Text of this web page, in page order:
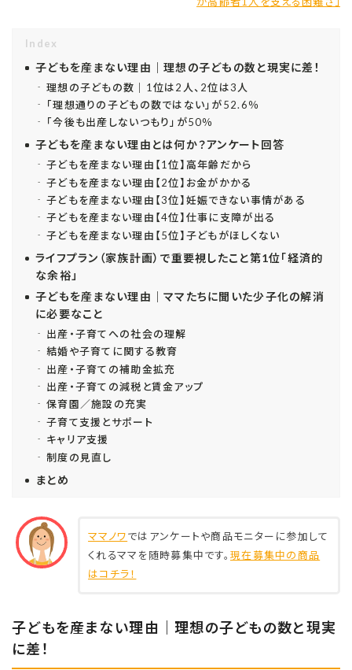
Index
子どもを産まない理由｜理想の子どもの数と現実に差！
理想の子どもの数｜1位は2人、2位は3人
「理想通りの子どもの数ではない」が52.6％
「今後も出産しないつもり」が50％
子どもを産まない理由とは何か？アンケート回答
子どもを産まない理由【1位】高年齢だから
子どもを産まない理由【2位】お金がかかる
子どもを産まない理由【3位】妊娠できない事情がある
子どもを産まない理由【4位】仕事に支障が出る
子どもを産まない理由【5位】子どもがほしくない
ライフプラン（家族計画）で重要視したこと第1位「経済的
な余裕」
子どもを産まない理由｜ママたちに聞いた少子化の解消
に必要なこと
出産・子育てへの社会の理解
結婚や子育てに関する教育
出産・子育ての補助金拡充
出産・子育ての減税と賃金アップ
保育園／施設の充実
子育て支援とサポート
キャリア支援
制度の見直し
まとめ
ママノワではアンケートや商品モニターに参加して
くれるママを随時募集中です。 現在募集中の商品
はコチラ！
子どもを産まない理由｜理想の子どもの数と現実
に差！